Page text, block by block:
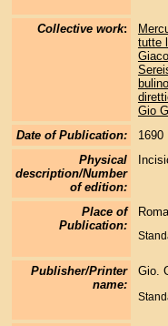
Collective work:
tutte
Gio
Date of Publication:
1690
Physical
description/Number
of edition:
Place of
Publication:
Roma
Publisher/Printer
name:
Gio.